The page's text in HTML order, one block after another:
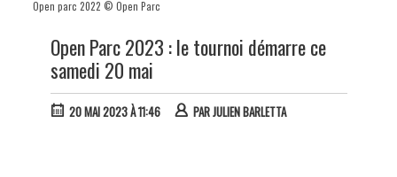
Open parc 2022 © Open Parc
Open Parc 2023 : le tournoi démarre ce
samedi 20 mai
20 MAI 2023 À 11:46 PARJULIEN BARLETTA